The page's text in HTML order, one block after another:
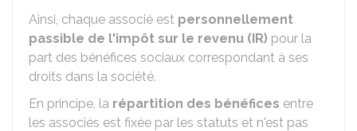
Ainsi, chaque associé est personnellement
passible de l'impôt sur le revenu (IR) pour la
part des bénéfices sociaux correspondant à ses
droits dans la société.
En principe, la répartition des bénéfices entre
les associés est fixée par les statuts et n'est pas